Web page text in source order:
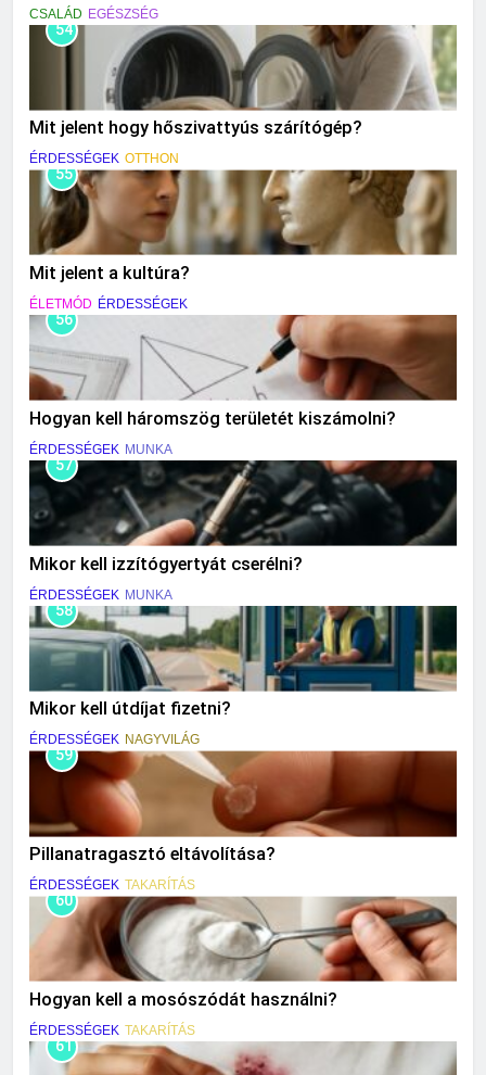
CSALÁD EGÉSZSÉG
54
Mit jelent hogy hőszivattyús szárítógép?
ÉRDESSÉGEK OTTHON
55
Mit jelent a kultúra?
ÉLETMÓD ÉRDESSÉGEK
56
Hogyan kell háromszög területét kiszámolni?
ÉRDESSÉGEK MUNKA
57
Mikor kell izzítógyertyát cserélni?
ÉRDESSÉGEK MUNKA
58
Mikor kell útdíjat fizetni?
ÉRDESSÉGEK NAGYVILÁG
59
Pillanatragasztó eltávolítása?
ÉRDESSÉGEK TAKARÍTÁS
60
Hogyan kell a mosószódát használni?
ÉRDESSÉGEK TAKARÍTÁS
61